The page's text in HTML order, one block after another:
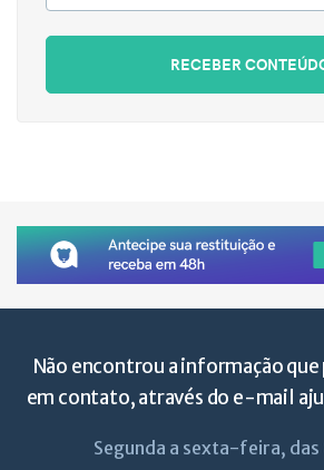
RECEBER
Não encontrou a informação que
em contato, através do e-mail
Segunda a sexta-feira, das